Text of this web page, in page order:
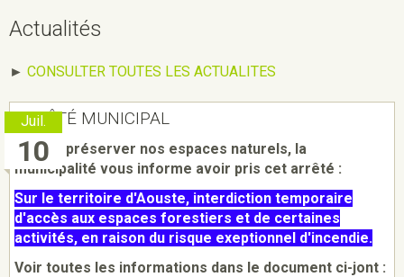
Actualités
► CONSULTER TOUTES LES ACTUALITES
10
Juil.
ARRÊTÉ MUNICIPAL
Afin de préserver nos espaces naturels, la
municipalité vous informe avoir pris cet arrêté :
Sur le territoire d'Aouste, interdiction temporaire
d'accès aux espaces forestiers et de certaines
activités, en raison du risque exeptionnel d'incendie.
Voir toutes les informations dans le document ci-jont :